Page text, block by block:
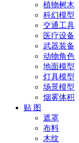
植物树木
科幻模型
交通工具
医疗设备
武器装备
动物角色
地面模型
灯具模型
场景模型
烟雾体积
贴 图
遮罩
布料
木纹